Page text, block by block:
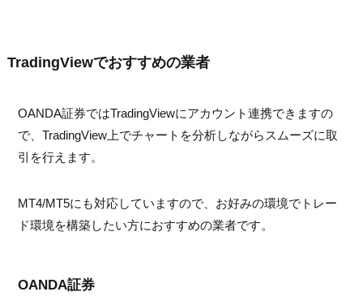
TradingViewでおすすめの業者
OANDA証券ではTradingViewにアカウント連携できますの
で、TradingView上でチャートを分析しながらスムーズに取
引を行えます。
MT4/MT5にも対応していますので、お好みの環境でトレー
ド環境を構築したい方におすすめの業者です。
OANDA証券